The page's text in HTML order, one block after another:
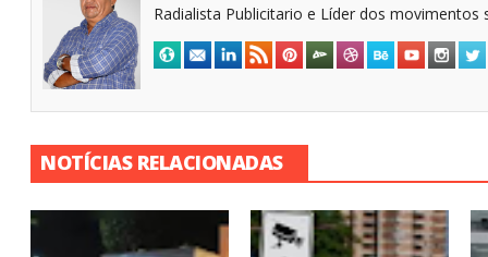
Radialista Publicitario e Líder dos movimentos
NOTÍCIAS RELACIONADAS